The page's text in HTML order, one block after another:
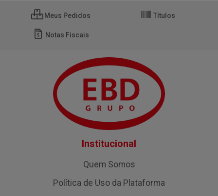
Meus Pedidos Títulos
Notas Fiscais
Institucional
Quem Somos
Política de Uso da Plataforma